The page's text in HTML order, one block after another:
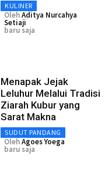
KULINER
OlehAditya Nurcahya
Setiaji
baru saja
Menapak Jejak
Leluhur Melalui Tradisi
Ziarah Kubur yang
Sarat Makna
SUDUT PANDANG
OlehAgoes Yoega
baru saja